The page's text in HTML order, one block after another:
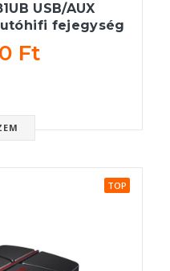
USB/AUX
fejegység
Ft
TOP